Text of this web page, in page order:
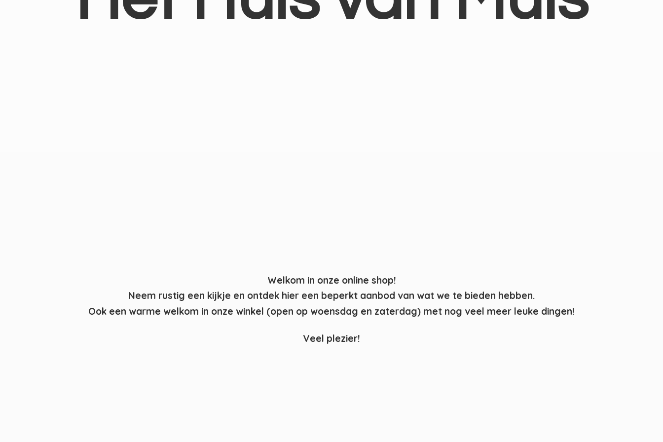
Welkom in onze online shop!
Neem rustig een kijkje en ontdek hier een beperkt aanbod van wat we te bieden hebben.
Ook een warme welkom in onze winkel (open op woensdag en zaterdag) met nog veel meer leuke dingen!
Veel plezier!